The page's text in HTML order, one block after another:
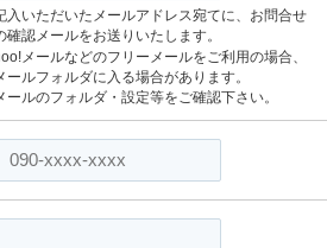
いただいたメールアドレス宛てに、お問合せ
確認メールをお送りいたします。
メールなどのフリーメールをご利用の場合、
ールフォルダに入る場合があります。
ールのフォルダ・設定等をご確認下さい。